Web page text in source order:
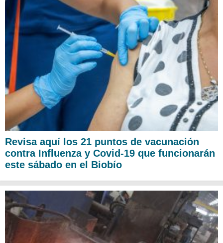
Revisa aquí los 21 puntos de vacunación
contra Influenza y Covid-19 que funcionarán
este sábado en el Biobío